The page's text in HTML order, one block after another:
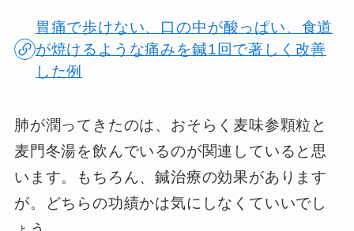
胃痛で歩けない、口の中が酸っぱい、食道
が焼けるような痛みを鍼1回で著しく改善
した例
肺が潤ってきたのは、おそらく麦味参顆粒と
麦門冬湯を飲んでいるのが関連していると思
います。もちろん、鍼治療の効果があります
が。どちらの功績かは気にしなくていいでし